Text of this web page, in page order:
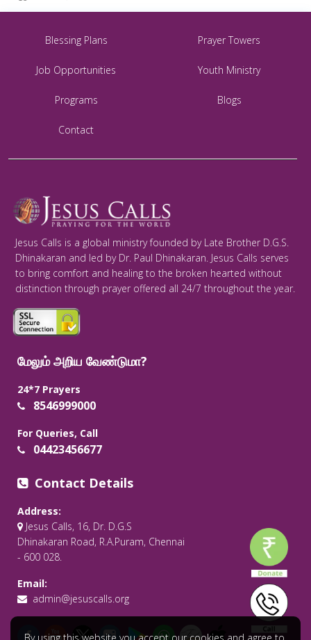
Blessing Plans Prayer Towers
Job Opportunities Youth Ministry
Programs Blogs
Contact
Jesus Calls is a global ministry founded by Late Brother D.G.S.
Dhinakaran and led by Dr. Paul Dhinakaran. Jesus Calls serves
to bring comfort and healing to the broken hearted without
distinction through prayer offered all 24/7 throughout the year.
மேலும் அறிய வேண்டுமா?
24*7 Prayers
8546999000
For Queries, Call
04423456677
Contact Details
Address:
Jesus Calls, 16, Dr. D.G.S
Dhinakaran Road, R.A.Puram, Chennai
- 600 028.
Email:
admin@jesuscalls.org